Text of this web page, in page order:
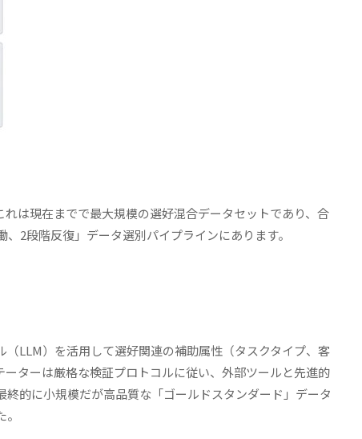
は現在までで最大規模の選好混合データセットであり、合
2段階反復」データ選別パイプラインにあります。
LLM）を活用して選好関連の補助属性（タスクタイプ、客
ターは厳格な検証プロトコルに従い、外部ツールと先進的
的に小規模だが高品質な「ゴールドスタンダード」データ